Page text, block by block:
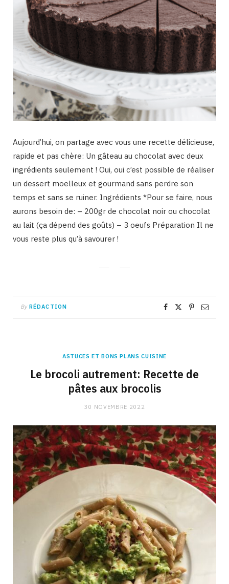
Aujourd’hui, on partage avec vous une recette délicieuse,
rapide et pas chère: Un gâteau au chocolat avec deux
ingrédients seulement ! Oui, oui c’est possible de réaliser
un dessert moelleux et gourmand sans perdre son
temps et sans se ruiner. Ingrédients *Pour se faire, nous
aurons besoin de: – 200gr de chocolat noir ou chocolat
au lait (ça dépend des goûts) – 3 oeufs Préparation Il ne
vous reste plus qu’à savourer !
By RÉDACTION
ASTUCES ET BONS PLANS CUISINE
Le brocoli autrement: Recette de
pâtes aux brocolis
30 NOVEMBRE 2022